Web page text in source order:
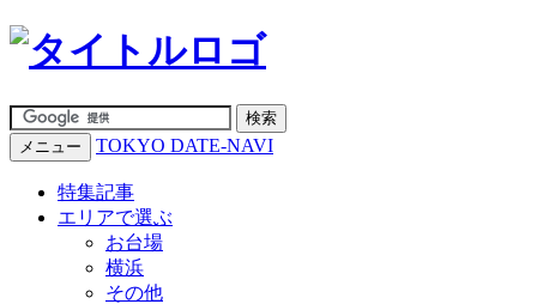
メニュー TOKYO DATE-NAVI
特集記事
エリアで選ぶ
お台場
横浜
その他